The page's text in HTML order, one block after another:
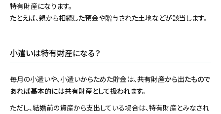
特有財産になります。
たとえば、親から相続した預金や贈与された土地などが該当します。
小遣いは特有財産になる？
毎月の小遣いや、小遣いからためた貯金は、共有財産から出たもので
あれば基本的には共有財産として扱われます。
ただし、結婚前の資産から支出している場合は、特有財産とみなされ